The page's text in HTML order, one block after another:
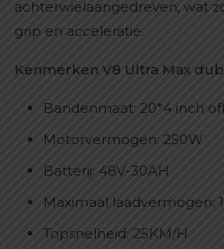
achterwielaangedreven, wat
grip en acceleratie.
Kenmerken V8 Ultra Max
Bandenmaat: 20*4 inch
Motorvermogen: 250W
Batterij: 48V-30AH
Maximaal laadvermogen:
Topsnelheid: 25KM/H